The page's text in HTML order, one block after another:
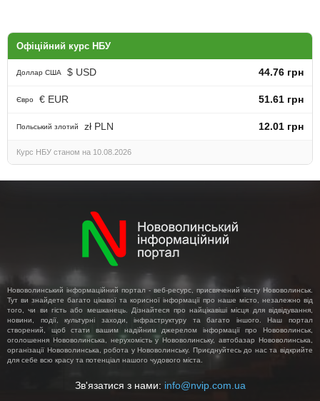
Офіційний курс НБУ
Доллар США $ USD 44.76 грн
Євро € EUR 51.61 грн
Польський злотий zł PLN 12.01 грн
Курс НБУ станом на 10.08.2026
Нововолинський інформаційний портал - веб-ресурс, присвячений місту Нововолинськ.
Тут ви знайдете багато цікавої та корисної інформації про наше місто, незалежно від
того, чи ви гість або мешканець. Дізнайтеся про найцікавіші місця для відвідування,
новини, події, культурні заходи, інфраструктуру та багато іншого. Наш портал
створений, щоб стати вашим надійним джерелом інформації про Нововолинськ,
оголошення Нововолинська, нерухомість у Нововолинську, автобазар Нововолинська,
організації Нововолинська, робота у Нововолинську. Приєднуйтесь до нас та відкрийте
для себе всю красу та потенціал нашого чудового міста.
Зв'язатися з нами: info@nvip.com.ua